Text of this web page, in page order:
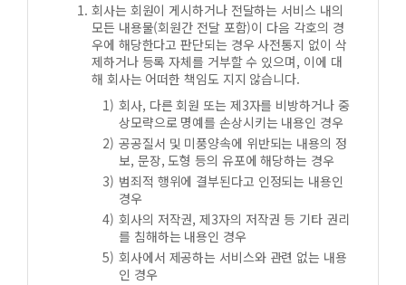
회사는 회원이 게시하거나 전달하는 서비스 내의
모든 내용물(회원간 전달 포함)이 다음 각호의 경
우에 해당한다고 판단되는 경우 사전통지 없이 삭
제하거나 등록 자체를 거부할 수 있으며, 이에 대
해 회사는 어떠한 책임도 지지 않습니다.
회사, 다른 회원 또는 제3자를 비방하거나 중
상모략으로 명예를 손상시키는 내용인 경우
공공질서 및 미풍양속에 위반되는 내용의 정
보, 문장, 도형 등의 유포에 해당하는 경우
범죄적 행위에 결부된다고 인정되는 내용인
경우
회사의 저작권, 제3자의 저작권 등 기타 권리
를 침해하는 내용인 경우
회사에서 제공하는 서비스와 관련 없는 내용
인 경우